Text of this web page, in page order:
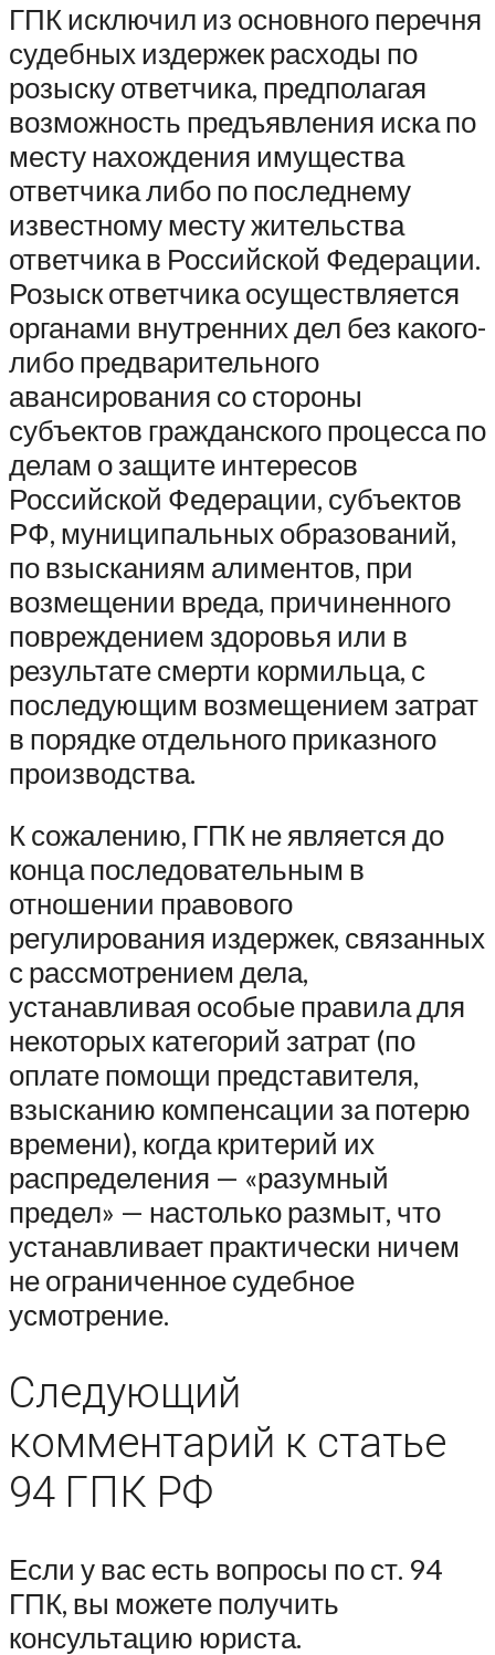
ГПК исключил из основного перечня
судебных издержек расходы по
розыску ответчика, предполагая
возможность предъявления иска по
месту нахождения имущества
ответчика либо по последнему
известному месту жительства
ответчика в Российской Федерации.
Розыск ответчика осуществляется
органами внутренних дел без какого-
либо предварительного
авансирования со стороны
субъектов гражданского процесса по
делам о защите интересов
Российской Федерации, субъектов
РФ, муниципальных образований,
по взысканиям алиментов, при
возмещении вреда, причиненного
повреждением здоровья или в
результате смерти кормильца, с
последующим возмещением затрат
в порядке отдельного приказного
производства.
К сожалению, ГПК не является до
конца последовательным в
отношении правового
регулирования издержек, связанных
с рассмотрением дела,
устанавливая особые правила для
некоторых категорий затрат (по
оплате помощи представителя,
взысканию компенсации за потерю
времени), когда критерий их
распределения — «разумный
предел» — настолько размыт, что
устанавливает практически ничем
не ограниченное судебное
усмотрение.
Следующий
комментарий к статье
94 ГПК РФ
Если у вас есть вопросы по ст. 94
ГПК, вы можете получить
консультацию юриста.